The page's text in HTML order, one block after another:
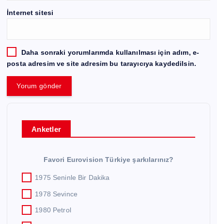
İnternet sitesi
Daha sonraki yorumlarımda kullanılması için adım, e-
posta adresim ve site adresim bu tarayıcıya kaydedilsin.
Anketler
Favori Eurovision Türkiye şarkılarınız?
1975 Seninle Bir Dakika
1978 Sevince
1980 Petrol